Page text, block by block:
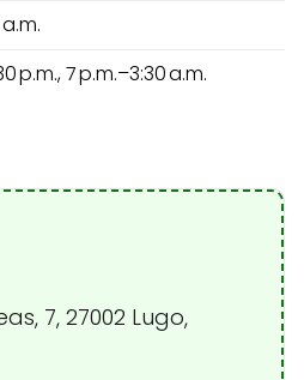
p.m., 7 p.m.–3:30 a.m.
7, 27002 Lugo,